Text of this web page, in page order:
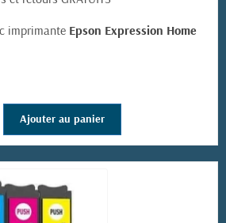
imprimante Epson Expression Home
Ajouter au panier